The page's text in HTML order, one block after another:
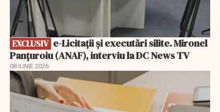
EXCLUSIV
Panțuroiu (ANAF), interviu la DC News TV
08 IUNIE 2026